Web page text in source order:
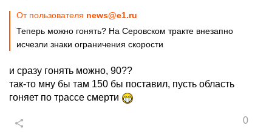
От пользователя news@e1.ru
Теперь можно гонять? На Серовском тракте внезапно
исчезли знаки ограничения скорости
и сразу гонять можно, 90??
так-то мну бы там 150 бы поставил, пусть область
гоняет по трассе смерти
0